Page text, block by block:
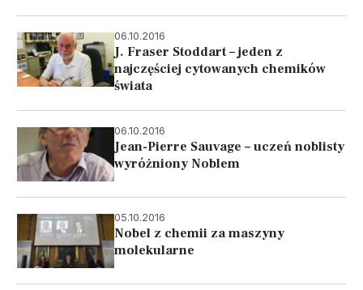
06.10.2016
J. Fraser Stoddart – jeden z
najczęściej cytowanych chemików
świata
06.10.2016
Jean-Pierre Sauvage – uczeń noblisty
wyróżniony Noblem
05.10.2016
Nobel z chemii za maszyny
molekularne